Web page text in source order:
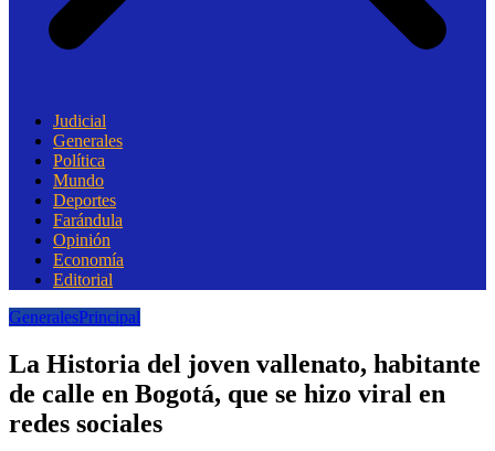
Judicial
Generales
Política
Mundo
Deportes
Farándula
Opinión
Economía
Editorial
GeneralesPrincipal
La Historia del joven vallenato, habitante
de calle en Bogotá, que se hizo viral en
redes sociales